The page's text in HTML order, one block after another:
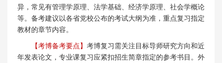
异，常见有管理学原理、法学基础、经济学原理、社会学概论
等。备考建议以各省党校公布的考试大纲为准，重点复习指定
教材的章节内容。
【考博备考要点】 考博复习需关注目标导师研究方向和近
年发表论文，专业课复习应紧扣招生简章指定的参考书目。外